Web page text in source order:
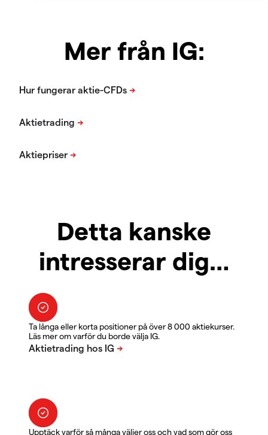
Mer från IG:
Detta kanske
intresserar dig…
Ta långa eller korta positioner på över 8 000 aktiekurser.
Läs mer om varför du borde välja IG.
Upptäck varför så många väljer oss och vad som gör oss